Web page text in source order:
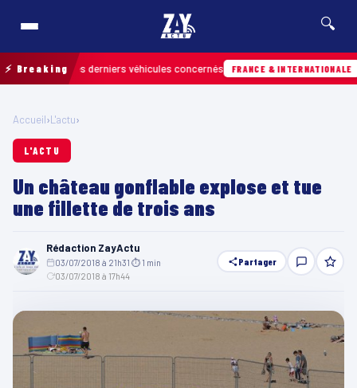
🔍
⚡ Breakingles derniers véhicules concernés FRANCE & INTERNATIONALE 07/
Accueil›L'actu›
L'ACTU
Un château gonflable explose et tue
une fillette de trois ans
Rédaction ZayActu
03/07/2018 à 21h31 ⏱ 1 min
03/07/2018 à 17h44
Partager